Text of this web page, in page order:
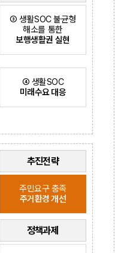
③ 생활SOC 불균형
해소를 통한
보행생활권 실현
④ 생활SOC
미래수요 대응
추진전략
주민요구 충족
주거환경 개선
정책과제